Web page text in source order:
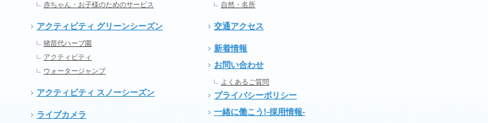
赤ちゃん・お子様のためのサービス
アクティビティ グリーンシーズン
猪苗代ハーブ園
アクティビティ
ウォータージャンプ
アクティビティ スノーシーズン
ライブカメラ
自然・名所
交通アクセス
新着情報
お問い合わせ
よくあるご質問
プライバシーポリシー
一緒に働こう!-採用情報-